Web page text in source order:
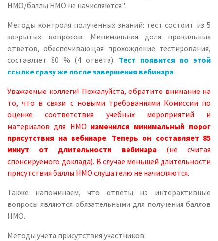
НМО/баллы НМО не начисляются".
Методы контроля полученных знаний: тест состоит из 5
закрытых вопросов. Минимальная доля правильных
ответов, обеспечивающая прохождение тестирования,
составляет 80 % (4 ответа). Тест появится по этой
ссылке сразу же после завершения вебинара
Уважаемые коллеги! Пожалуйста, обратите внимание на
то, что в связи с новыми требованиями Комиссии по
оценке соответствия учебных мероприятий и
материалов для НМО изменился минимальный порог
присутствия на вебинаре. Теперь он составляет 85
минут от длительности вебинара (не считая
спонсируемого доклада). В случае меньшей длительности
присутствия баллы НМО слушателю не начисляются.
Также напоминаем, что ответы на интерактивные
вопросы являются обязательными для получения баллов
НМО.
Методы учета присутствия участников: